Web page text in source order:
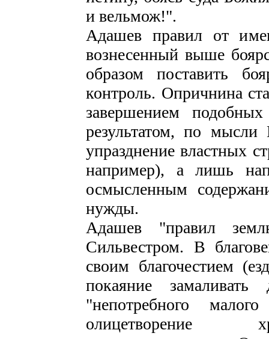
и вельмож!".
Адашев правил от
вознесенный выше
образом поставить
контроль. Опричнина
завершением
результатом, по
упразднение властных
например), а лишь
осмысленным
нужды.
Адашев "правил
Сильвестром. В
своим благочестием
покаяние
"непотребного
олицетворение